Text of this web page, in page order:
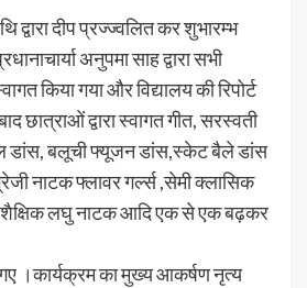
द्वारा दीप प्रज्ज्वलित कर शुभारम्भ
अनुपमा साह द्वारा सभी
किया गया और विद्यालय की रिपोर्ट
छात्राओं द्वारा स्वागत गीत, सरस्वती
डांस, बलूची फ्यूजन डांस,स्केट बैले डांस
नाटक फ्लावर गर्ल्स ,सेमी क्लासिक
लघु नाटक आदि एक से एक बढ़कर
।कार्यक्रम का मुख्य आकर्षण नृत्य